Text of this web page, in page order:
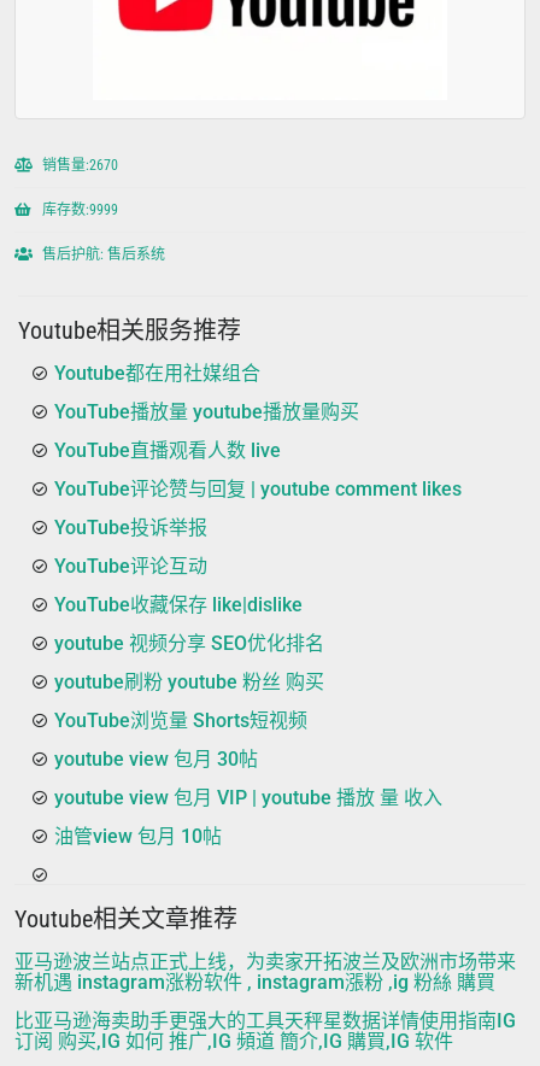
销售量:2670
库存数:9999
售后护航: 售后系统
Youtube相关服务推荐
Youtube都在用社媒组合
YouTube播放量 youtube播放量购买
YouTube直播观看人数 live
YouTube评论赞与回复 | youtube comment likes
YouTube投诉举报
YouTube评论互动
YouTube收藏保存 like|dislike
youtube 视频分享 SEO优化排名
youtube刷粉 youtube 粉丝 购买
YouTube浏览量 Shorts短视频
youtube view 包月 30帖
youtube view 包月 VIP | youtube 播放 量 收入
油管view 包月 10帖
Youtube相关文章推荐
亚马逊波兰站点正式上线，为卖家开拓波兰及欧洲市场带来
新机遇 instagram涨粉软件 , instagram漲粉 ,ig 粉絲 購買
比亚马逊海卖助手更强大的工具天秤星数据详情使用指南IG
订阅 购买,IG 如何 推广,IG 頻道 簡介,IG 購買,IG 软件